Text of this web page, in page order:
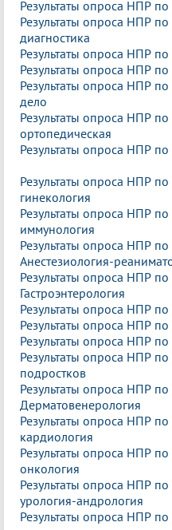
Результаты опроса НПР
Результаты опроса НПР
диагностика
Результаты опроса НПР
Результаты опроса НПР
Результаты опроса НПР
дело
Результаты опроса НПР
ортопедическая
Результаты опроса НПР
Результаты опроса НПР
гинекология
Результаты опроса НПР
иммунология
Результаты опроса НПР
Анестезиология-
Результаты опроса НПР
Гастроэнтерология
Результаты опроса НПР
Результаты опроса НПР
Результаты опроса НПР
Результаты опроса НПР
подростков
Результаты опроса НПР
Дерматовенерология
Результаты опроса НПР
кардиология
Результаты опроса НПР
онкология
Результаты опроса НПР
урология-андрология
Результаты опроса НПР